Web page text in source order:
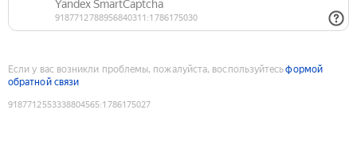
Если у вас возникли проблемы, пожалуйста, воспользуйтесьформой
обратной связи
9187712553338804565:1786175027